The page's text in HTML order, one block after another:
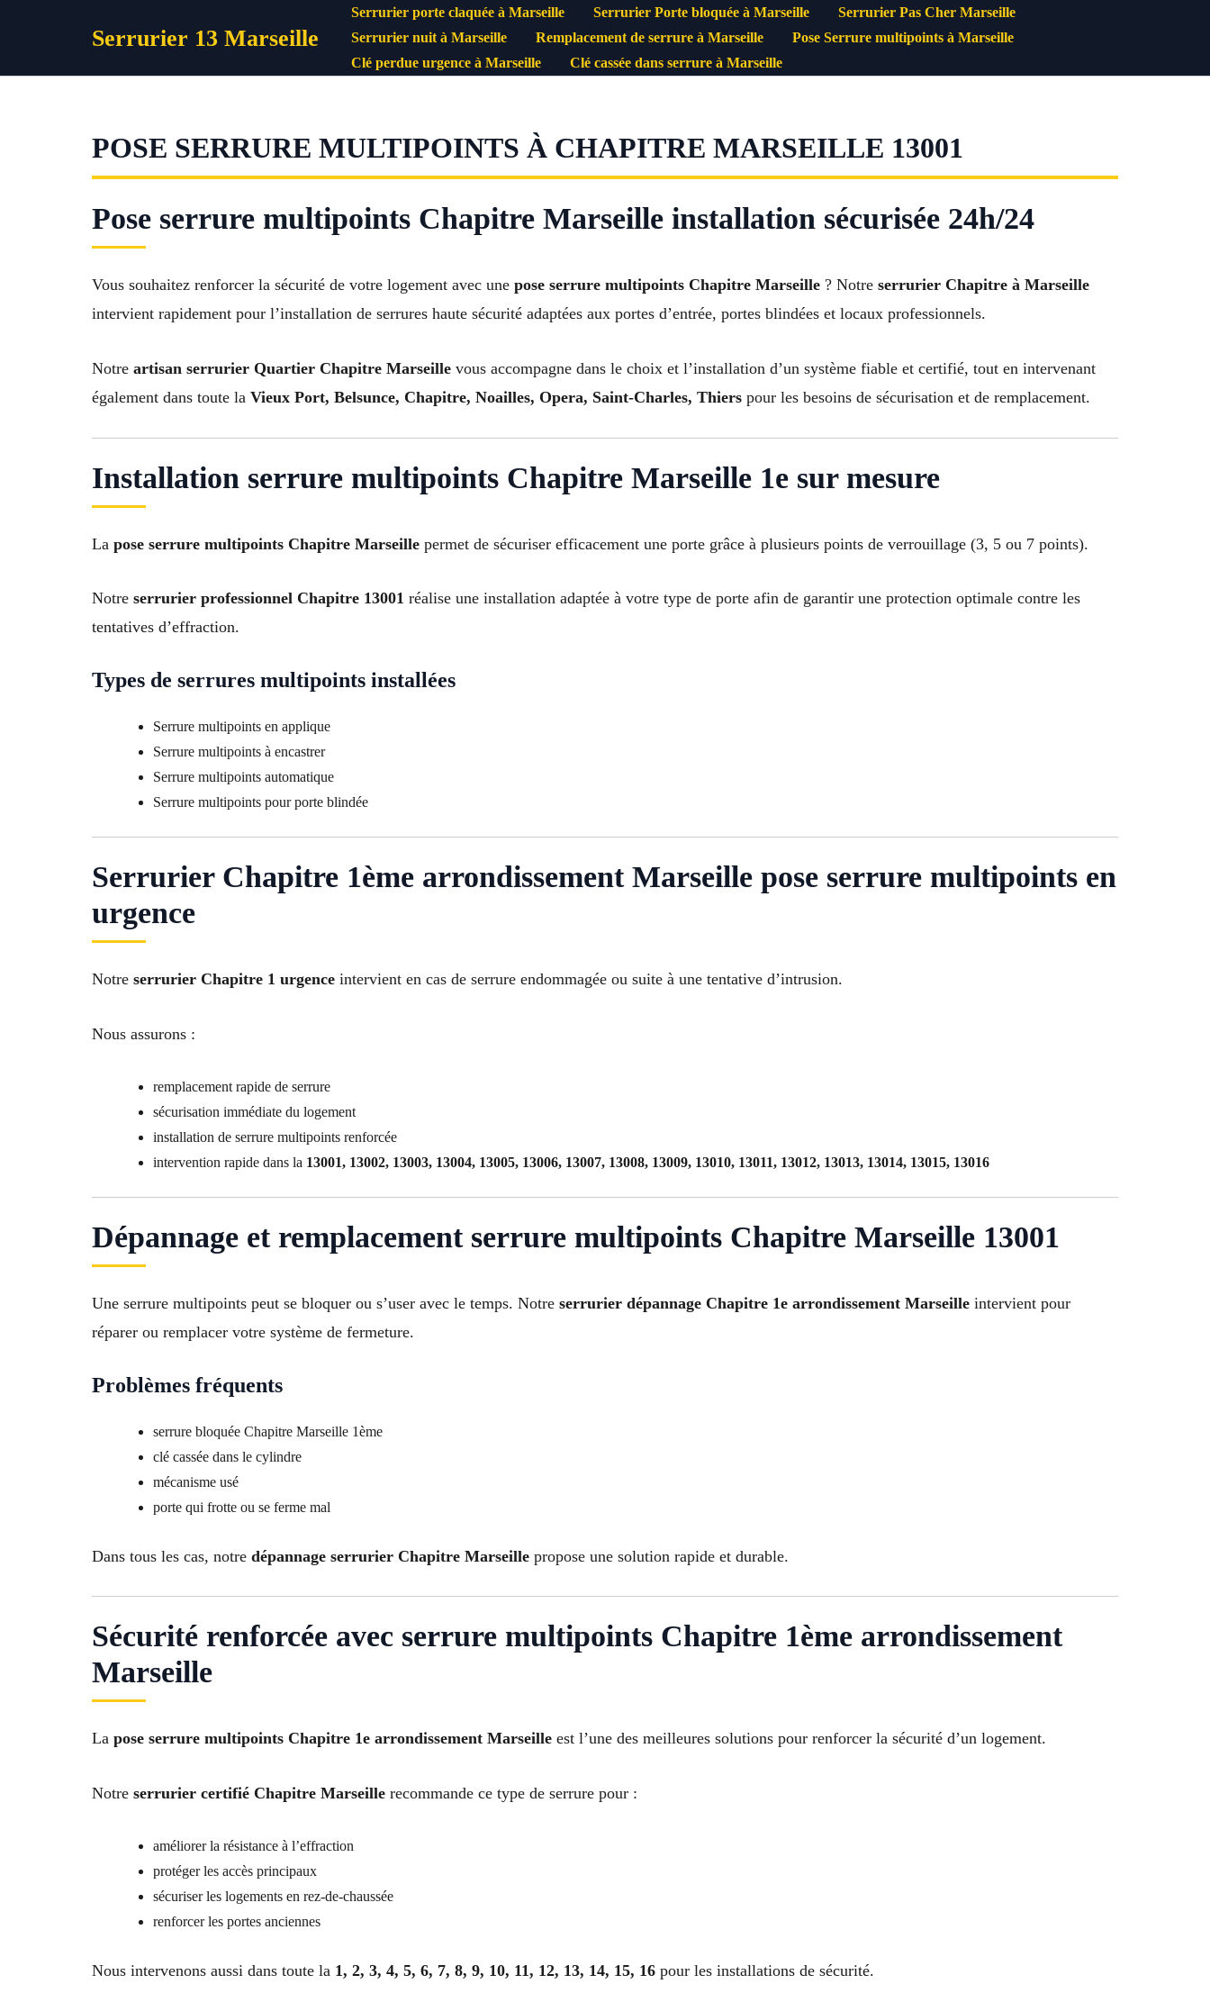
Serrurier 13 Marseille
Serrurier porte claquée à Marseille Serrurier Porte bloquée à Marseille
Serrurier Pas Cher Marseille
Serrurier nuit à Marseille
Remplacement de serrure à Marseille
Pose Serrure multipoints à Marseille
Clé perdue urgence à Marseille
Clé cassée dans serrure à Marseille
POSE SERRURE MULTIPOINTS À CHAPITRE MARSEILLE 13001
Pose serrure multipoints Chapitre Marseille installation sécurisée 24h/24
Vous souhaitez renforcer la sécurité de votre logement avec une pose serrure multipoints Chapitre Marseille ? Notre serrurier Chapitre à Marseille
intervient rapidement pour l’installation de serrures haute sécurité adaptées aux portes d’entrée, portes blindées et locaux professionnels.
Notre artisan serrurier Quartier Chapitre Marseille vous accompagne dans le choix et l’installation d’un système fiable et certifié, tout en intervenant
également dans toute la Vieux Port, Belsunce, Chapitre, Noailles, Opera, Saint-Charles, Thiers pour les besoins de sécurisation et de remplacement.
Installation serrure multipoints Chapitre Marseille 1e sur mesure
La pose serrure multipoints Chapitre Marseille permet de sécuriser efficacement une porte grâce à plusieurs points de verrouillage (3, 5 ou 7 points).
Notre serrurier professionnel Chapitre 13001 réalise une installation adaptée à votre type de porte afin de garantir une protection optimale contre les
tentatives d’effraction.
Types de serrures multipoints installées
Serrure multipoints en applique
Serrure multipoints à encastrer
Serrure multipoints automatique
Serrure multipoints pour porte blindée
Serrurier Chapitre 1ème arrondissement Marseille pose serrure multipoints en
urgence
Notre serrurier Chapitre 1 urgence intervient en cas de serrure endommagée ou suite à une tentative d’intrusion.
Nous assurons :
remplacement rapide de serrure
sécurisation immédiate du logement
installation de serrure multipoints renforcée
intervention rapide dans la 13001, 13002, 13003, 13004, 13005, 13006, 13007, 13008, 13009, 13010, 13011, 13012, 13013, 13014, 13015, 13016
Dépannage et remplacement serrure multipoints Chapitre Marseille 13001
Une serrure multipoints peut se bloquer ou s’user avec le temps. Notre serrurier dépannage Chapitre 1e arrondissement Marseille intervient pour
réparer ou remplacer votre système de fermeture.
Problèmes fréquents
serrure bloquée Chapitre Marseille 1ème
clé cassée dans le cylindre
mécanisme usé
porte qui frotte ou se ferme mal
Dans tous les cas, notre dépannage serrurier Chapitre Marseille propose une solution rapide et durable.
Sécurité renforcée avec serrure multipoints Chapitre 1ème arrondissement
Marseille
La pose serrure multipoints Chapitre 1e arrondissement Marseille est l’une des meilleures solutions pour renforcer la sécurité d’un logement.
Notre serrurier certifié Chapitre Marseille recommande ce type de serrure pour :
améliorer la résistance à l’effraction
protéger les accès principaux
sécuriser les logements en rez-de-chaussée
renforcer les portes anciennes
Nous intervenons aussi dans toute la 1, 2, 3, 4, 5, 6, 7, 8, 9, 10, 11, 12, 13, 14, 15, 16 pour les installations de sécurité.